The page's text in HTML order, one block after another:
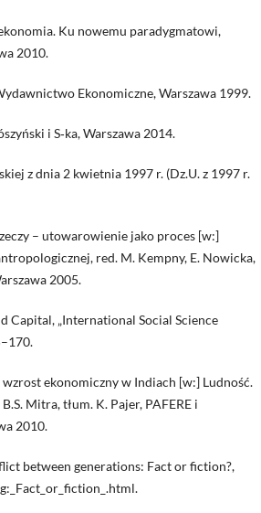
Ku nowemu paradygmatowi,
2010.
Ekonomiczne, Warszawa 1999.
i S‑ka, Warszawa 2014.
z dnia 2 kwietnia 1997 r. (Dz.U. z 1997 r.
– utowarowienie jako proces [w:]
red. M. Kempny, E. Nowicka,
2005.
Capital, „International Social Science
ekonomiczny w Indiach [w:] Ludność.
Mitra, tłum. K. Pajer, PAFERE i
2010.
between generations: Fact or fiction?,